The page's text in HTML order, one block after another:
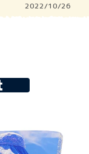
2022/10/26